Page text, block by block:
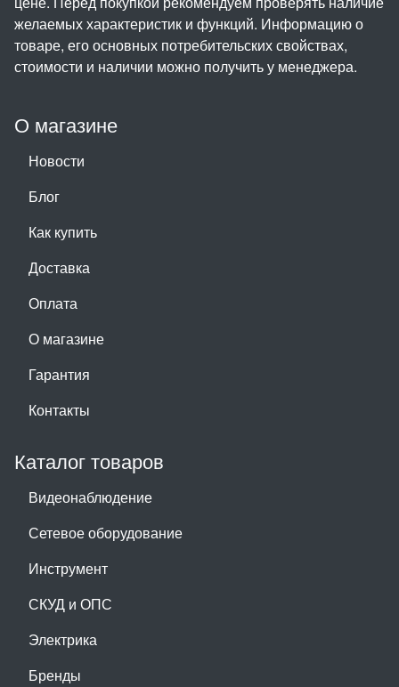
О магазине
Новости
Блог
Как купить
Доставка
Оплата
О магазине
Гарантия
Контакты
Каталог товаров
Видеонаблюдение
Сетевое оборудование
Инструмент
СКУД и ОПС
Электрика
Бренды
желаемых характеристик и функций. Информацию о
товаре, его основных потребительских свойствах,
стоимости и наличии можно получить у менеджера.